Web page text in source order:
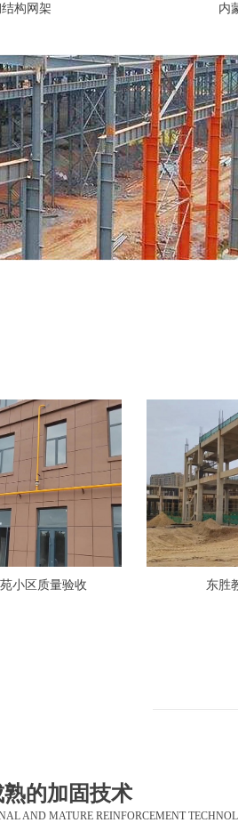
构网架 内
小区质量验收 东胜
的加固技术
AND MATURE REINFORCEMENT